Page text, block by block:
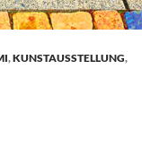
,KUNSTAUSSTELLUNG,